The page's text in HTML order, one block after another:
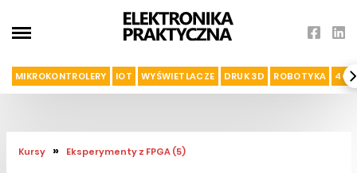
MIKROKONTROLERY IOT WYŚWIETLACZE DRUK 3D ROBOTYKA 4G I
Kursy » Eksperymenty z FPGA (5)